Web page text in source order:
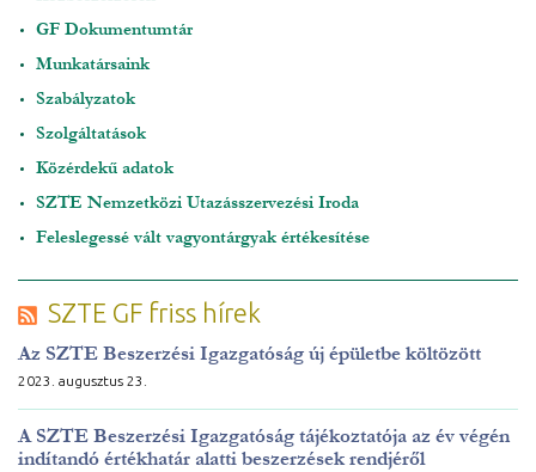
GF Dokumentumtár
Munkatársaink
Szabályzatok
Szolgáltatások
Közérdekű adatok
SZTE Nemzetközi Utazásszervezési Iroda
Feleslegessé vált vagyontárgyak értékesítése
SZTE GF friss hírek
Az SZTE Beszerzési Igazgatóság új épületbe költözött
2023. augusztus 23.
A SZTE Beszerzési Igazgatóság tájékoztatója az év végén
indítandó értékhatár alatti beszerzések rendjéről